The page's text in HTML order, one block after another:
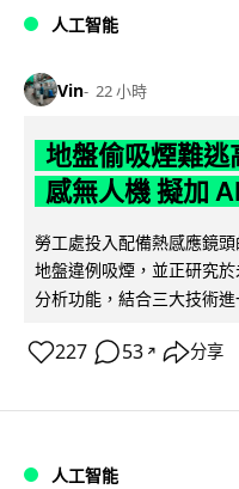
人工智能
Vin 22 小時
地盤偷吸煙難逃
感無人機 擬加
勞工處投入配備熱感應鏡
地盤違例吸煙，並正研究
分析功能，結合三大技術進
227 53 ↗ 分享
人工智能